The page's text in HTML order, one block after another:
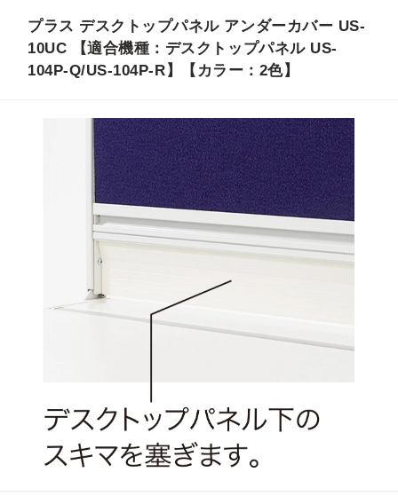
プラス デスクトップパネル アンダーカバー US-
10UC 【適合機種：デスクトップパネル US-
104P-Q/US-104P-R】【カラー：2色】